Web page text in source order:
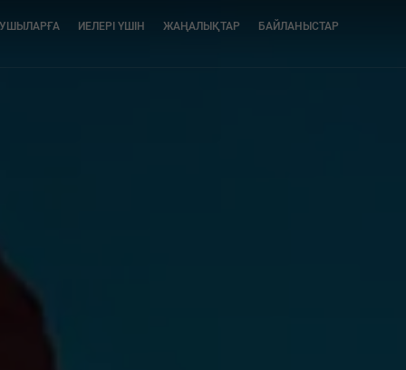
ИЕЛЕРІ ҮШІН ЖАҢАЛЫҚТАР БАЙЛАНЫСТАР